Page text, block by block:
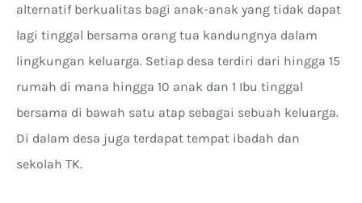
alternatif berkualitas bagi anak-anak yang tidak dapat
lagi tinggal bersama orang tua kandungnya dalam
lingkungan keluarga. Setiap desa terdiri dari hingga 15
rumah di mana hingga 10 anak dan 1 Ibu tinggal
bersama di bawah satu atap sebagai sebuah keluarga.
Di dalam desa juga terdapat tempat ibadah dan
sekolah TK.